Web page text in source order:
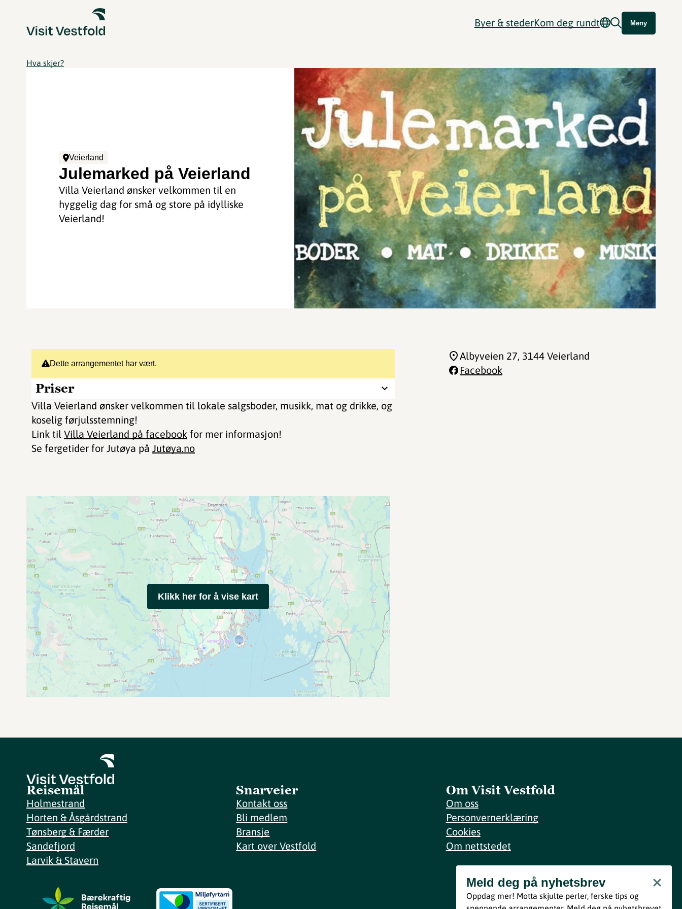
Byer & stederKom deg rundt Meny
Hva skjer?
Veierland
Julemarked på Veierland
Villa Veierland ønsker velkommen til en
hyggelig dag for små og store på idylliske
Veierland!
Dette arrangementet har vært.
Priser
Villa Veierland ønsker velkommen til lokale salgsboder, musikk, mat og drikke, og
koselig førjulsstemning!
Link til Villa Veierland på facebook for mer informasjon!
Se fergetider for Jutøya på Jutøya.no
Albyveien 27, 3144 Veierland
Facebook
Klikk her for å vise kart
Reisemål
Holmestrand
Horten & Åsgårdstrand
Tønsberg & Færder
Sandefjord
Larvik & Stavern
Snarveier
Kontakt oss
Bli medlem
Bransje
Kart over Vestfold
Om Visit Vestfold
Om oss
Personvernerklæring
Cookies
Om nettstedet
Meld deg på nyhetsbrev
Bli med
Meld deg på nyhetsbrev
Oppdag mer! Motta skjulte perler, ferske tips og